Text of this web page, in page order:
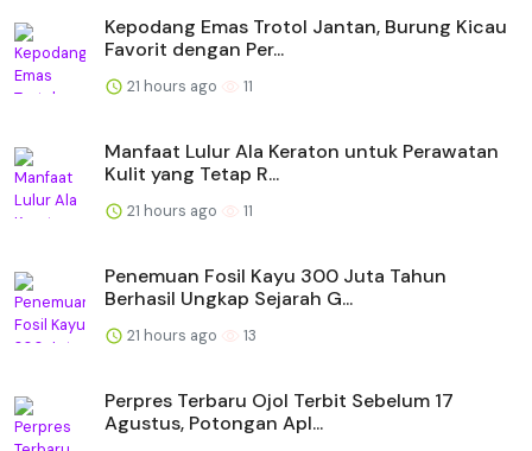
Kepodang Emas Trotol Jantan, Burung Kicau
Favorit dengan Per...
21 hours ago 11
Manfaat Lulur Ala Keraton untuk Perawatan
Kulit yang Tetap R...
21 hours ago 11
Penemuan Fosil Kayu 300 Juta Tahun
Berhasil Ungkap Sejarah G...
21 hours ago 13
Perpres Terbaru Ojol Terbit Sebelum 17
Agustus, Potongan Apl...